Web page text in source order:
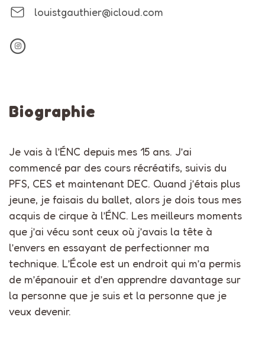
louistgauthier@icloud.com
Biographie
Je vais à l’ÉNC depuis mes 15 ans. J’ai
commencé par des cours récréatifs, suivis du
PFS, CES et maintenant DEC. Quand j’étais plus
jeune, je faisais du ballet, alors je dois tous mes
acquis de cirque à l’ÉNC. Les meilleurs moments
que j’ai vécu sont ceux où j’avais la tête à
l’envers en essayant de perfectionner ma
technique. L’École est un endroit qui m’a permis
de m’épanouir et d’en apprendre davantage sur
la personne que je suis et la personne que je
veux devenir.